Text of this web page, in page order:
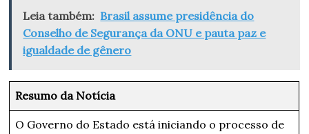
Leia também: Brasil assume presidência do
Conselho de Segurança da ONU e pauta paz e
igualdade de gênero
Resumo da Notícia
O Governo do Estado está iniciando o processo de